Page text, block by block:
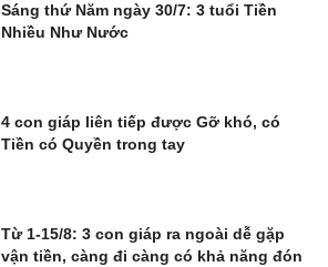
Sáng thứ Năm ngày 30/7: 3 tuổi Tiền
Nhiều Như Nước
4 con giáp liên tiếp được Gỡ khó, có
Tiền có Quyền trong tay
Từ 1-15/8: 3 con giáp ra ngoài dễ gặp
vận tiền, càng đi càng có khả năng đón